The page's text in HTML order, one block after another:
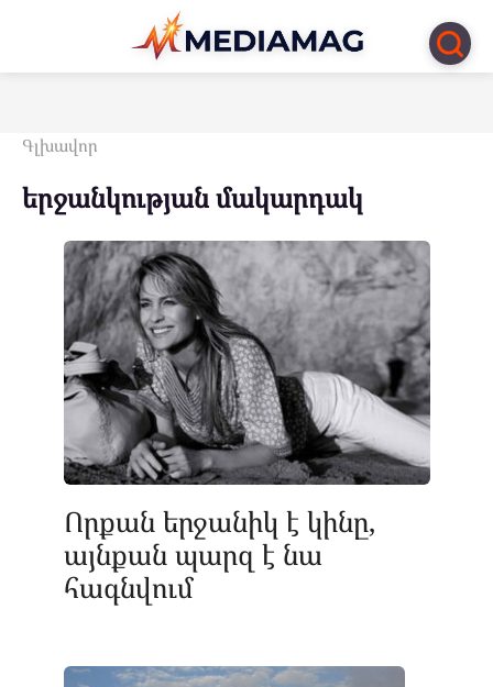
Перейти
контенту
Գլխավոր
երջանկության մակարդակ
Որքան երջանիկ է կինը,
այնքան պարզ է նա
հագնվում